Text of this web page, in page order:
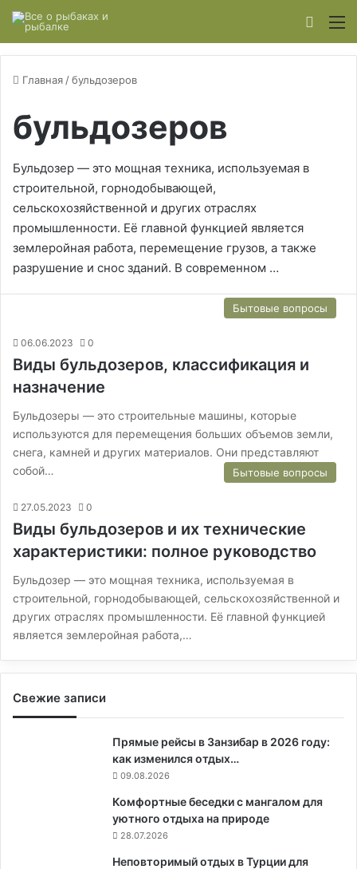
Главная /бульдозеров
бульдозеров
Бульдозер — это мощная техника, используемая в
строительной, горнодобывающей,
сельскохозяйственной и других отраслях
промышленности. Её главной функцией является
землеройная работа, перемещение грузов, а также
разрушение и снос зданий. В современном …
Бытовые вопросы
06.06.2023 0
Виды бульдозеров, классификация и
назначение
Бульдозеры — это строительные машины, которые
используются для перемещения больших объемов земли,
снега, камней и других материалов. Они представляют
собой…
Бытовые вопросы
27.05.2023 0
Виды бульдозеров и их технические
характеристики: полное руководство
Бульдозер — это мощная техника, используемая в
строительной, горнодобывающей, сельскохозяйственной и
других отраслях промышленности. Её главной функцией
является землеройная работа,…
Свежие записи
Прямые рейсы в Занзибар в 2026 году:
как изменился отдых…
09.08.2026
Комфортные беседки с мангалом для
уютного отдыха на природе
28.07.2026
Неповторимый отдых в Турции для